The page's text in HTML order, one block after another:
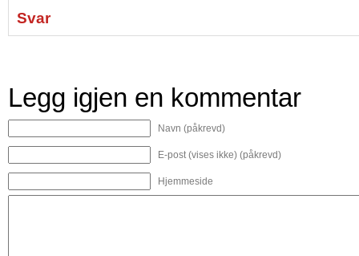
Svar
Legg igjen en kommentar
Navn (påkrevd)
E-post (vises ikke) (påkrevd)
Hjemmeside